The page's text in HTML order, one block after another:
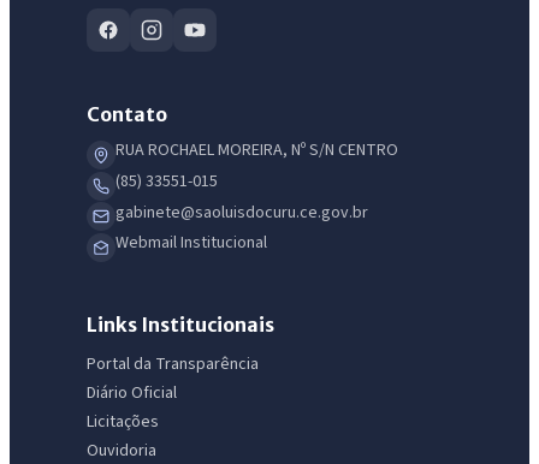
Contato
RUA ROCHAEL MOREIRA, Nº S/N CENTRO
(85) 33551-015
gabinete@saoluisdocuru.ce.gov.br
Webmail Institucional
Links Institucionais
Portal da Transparência
Diário Oficial
Licitações
Ouvidoria